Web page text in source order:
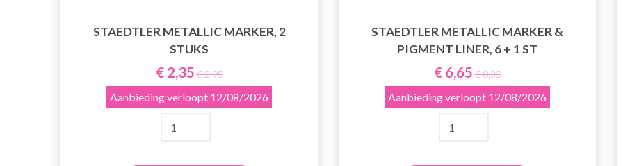
STAEDTLER METALLIC MARKER, 2
STUKS
€ 2,35 € 2,95
Aanbieding verloopt 12/08/2026
STAEDTLER METALLIC MARKER &
PIGMENT LINER, 6 + 1 ST
€ 6,65 € 8,30
Aanbieding verloopt 12/08/2026